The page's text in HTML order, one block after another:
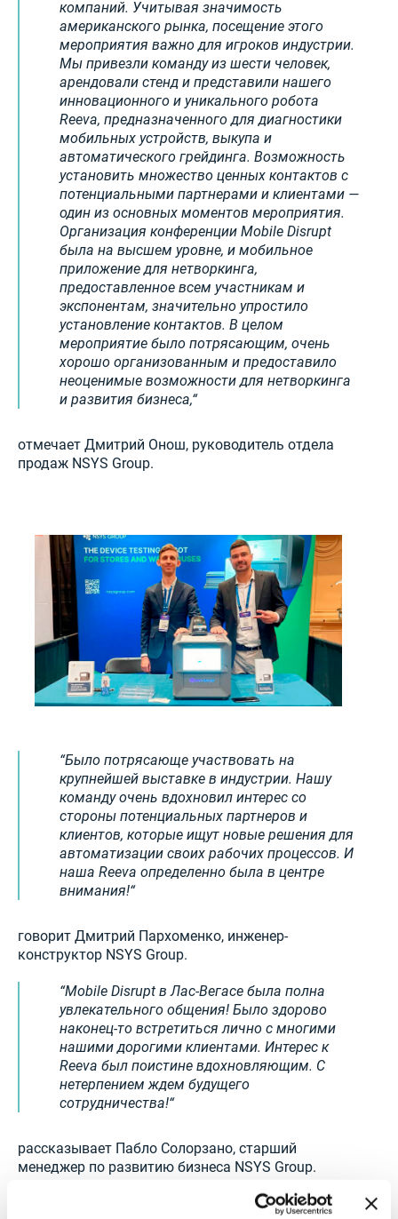
компаний. Учитывая значимость
американского рынка, посещение этого
мероприятия важно для игроков индустрии.
Мы привезли команду из шести человек,
арендовали стенд и представили нашего
инновационного и уникального робота
Reeva, предназначенного для диагностики
мобильных устройств, выкупа и
автоматического грейдинга. Возможность
установить множество ценных контактов с
потенциальными партнерами и клиентами —
один из основных моментов мероприятия.
Организация конференции Mobile Disrupt
была на высшем уровне, и мобильное
приложение для нетворкинга,
предоставленное всем участникам и
экспонентам, значительно упростило
установление контактов. В целом
мероприятие было потрясающим, очень
хорошо организованным и предоставило
неоценимые возможности для нетворкинга
и развития бизнеса,
отмечает Дмитрий Онош, руководитель отдела
продаж NSYS Group.
Было потрясающе участвовать на
крупнейшей выставке в индустрии. Нашу
команду очень вдохновил интерес со
стороны потенциальных партнеров и
клиентов, которые ищут новые решения для
автоматизации своих рабочих процессов. И
наша Reeva определенно была в центре
внимания!
говорит Дмитрий Пархоменко, инженер-
конструктор NSYS Group.
Mobile Disrupt в Лас-Вегасе была полна
увлекательного общения! Было здорово
наконец-то встретиться лично с многими
нашими дорогими клиентами. Интерес к
Reeva был поистине вдохновляющим. С
нетерпением ждем будущего
сотрудничества!
рассказывает Пабло Солорзано, старший
менеджер по развитию бизнеса NSYS Group.